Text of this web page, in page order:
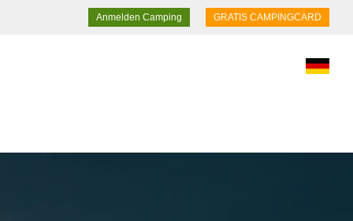
GRATIS CAMPINGCARD
Anmelden Camping